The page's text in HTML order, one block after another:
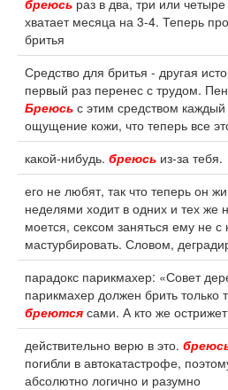
бреюсь раз в два, три или
хватает месяца на 3-4. Теперь
бритья
Средство для бритья - другая
первый раз перенес с трудом.
Бреюсь с этим средством
ощущение кожи, что теперь все
какой-нибудь. бреюсь из-за тебя.
его не любят, так что теперь он
неделями ходит в одних и тех же
моется, сексом заняться ему не с
мастурбировать. Словом,
парадокс парикмахер: «Совет
парикмахер должен брить только
бреются сами. А кто же
действительно верю в это.
погибли в автокатастрофе,
абсолютно логично и разумно